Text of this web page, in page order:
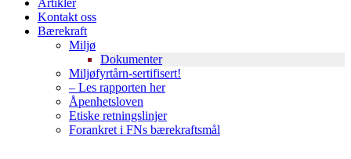
Artikler
Kontakt oss
Bærekraft
Miljø
Dokumenter
Miljøfyrtårn-sertifisert!
– Les rapporten her
Åpenhetsloven
Etiske retningslinjer
Forankret i FNs bærekraftsmål